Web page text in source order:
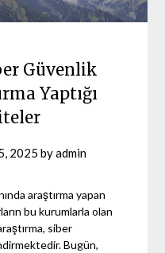
Güvenlik
Yaptığı
2025 byadmin
araştırma yapan
bu kurumlarla olan
siber
Bugün,